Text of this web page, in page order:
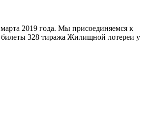
2019 года. Мы присоединяемся к
билеты 328 тиража Жилищной лотереи у